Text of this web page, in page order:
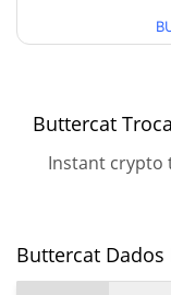
Semana Alta
Aug 11, 2024 (1
Buttercat
Instant crypto
Buttercat Dados